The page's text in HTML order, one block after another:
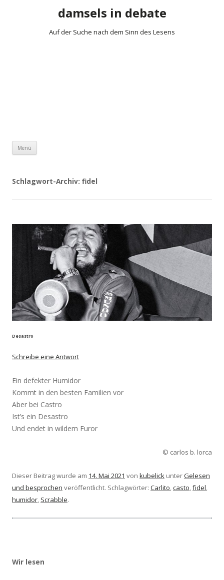
damsels in debate
Auf der Suche nach dem Sinn des Lesens
Menü
Schlagwort-Archiv: fidel
Desastro
Schreibe eine Antwort
Ein defekter Humidor
Kommt in den besten Familien vor
Aber bei Castro
Ist’s ein Desastro
Und endet in wildem Furor
© carlos b. lorca
Dieser Beitrag wurde am 14. Mai 2021 von kubelick unterGelesen
und besprochen veröffentlicht. Schlagwörter: Carlito,casto,fidel,
humidor, Scrabble.
Wir lesen